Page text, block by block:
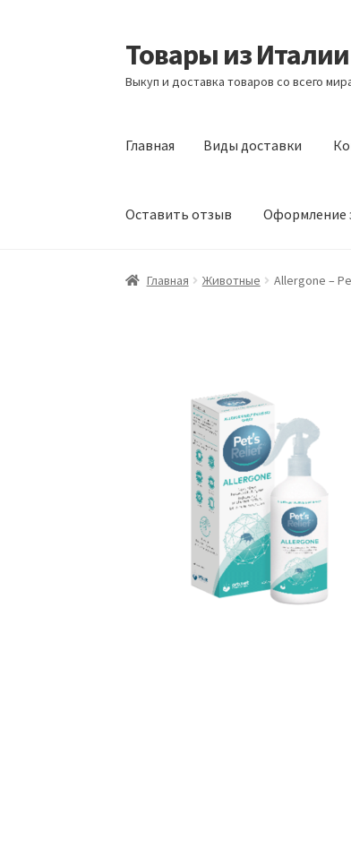
Перейти
к
навигации
Перейти
к
содержимому
Товары из Италии
Выкуп и доставка товаров со всего
Главная Виды доставки
Оставить отзыв Оформление
Главная Виды доставки Контакты
Главная Животные Allergone –